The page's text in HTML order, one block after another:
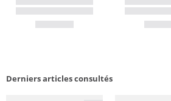
Derniers articles consultés